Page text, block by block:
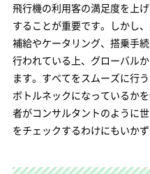
飛行機の利用客の満足度を上
することが重要です。しかし
補給やケータリング、搭乗手
行われている上、グローバル
ます。すべてをスムーズに行
ボトルネックになっているか
者がコンサルタントのように
をチェックするわけにもいか